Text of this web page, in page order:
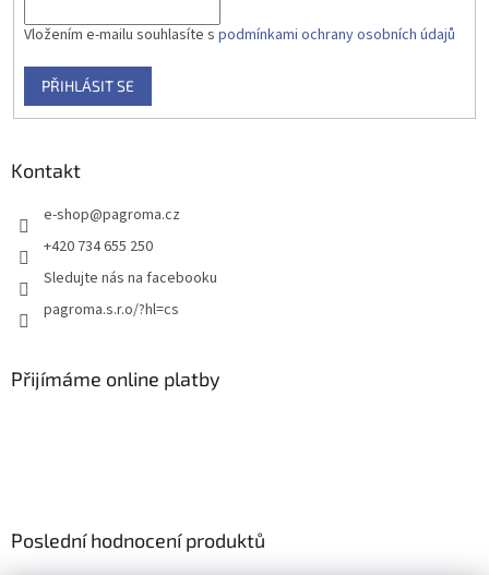
Vložením e-mailu souhlasíte s podmínkami ochrany osobních údajů
PŘIHLÁSIT SE
Kontakt
e-shop@pagroma.cz
+420 734 655 250
Sledujte nás na facebooku
pagroma.s.r.o/?hl=cs
Přijímáme online platby
Poslední hodnocení produktů